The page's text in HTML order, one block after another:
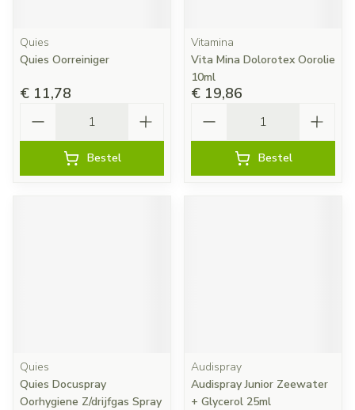
Quies
Quies Oorreiniger
€ 11,78
Bestel
Vitamina
Vita Mina Dolorotex Oorolie
10ml
€ 19,86
Bestel
Quies
Quies Docuspray
Oorhygiene Z/drijfgas Spray
Audispray
Audispray Junior Zeewater
+ Glycerol 25ml